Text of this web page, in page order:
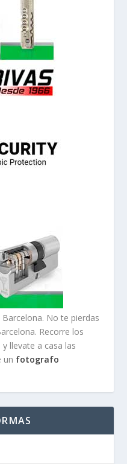
No te pierdas
Recorre los
llevate a casa las
un fotografo